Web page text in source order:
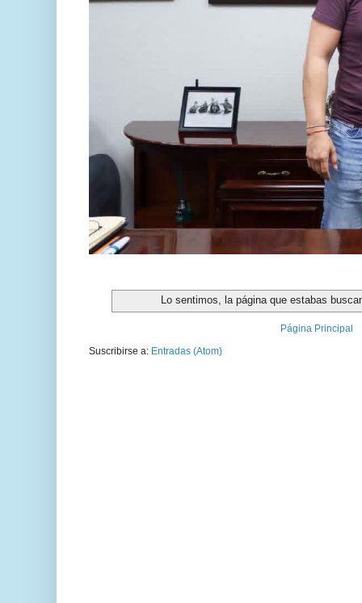
Lo sentimos, la página que estabas
Página Principal
Suscribirse a: Entradas (Atom)